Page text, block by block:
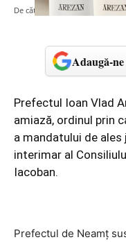
De către 19 ianuarie 2016
Adaugă-
Prefectul Ioan Vlad
amiază, ordinul prin
a mandatului de
interimar al
Iacoban.
Prefectul de Neamţ